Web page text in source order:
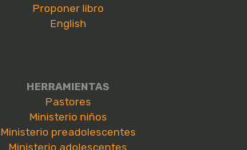
Proponer libro
English
HERRAMIENTAS
Pastores
Ministerio niños
Ministerio preadolescentes
Ministerio adolescentes